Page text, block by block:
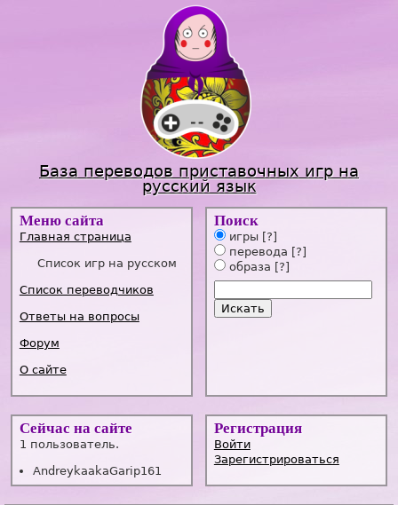
Jump to navigation
База переводов приставочных игр на
русский язык
Меню сайта
Главная страница
Список игр на русском
Список переводчиков
Ответы на вопросы
Форум
О сайте
Поиск
игры [?]
перевода [?]
образа [?]
Сейчас на сайте
1 пользователь.
AndreykaakaGarip161
Регистрация
Войти
Зарегистрироваться